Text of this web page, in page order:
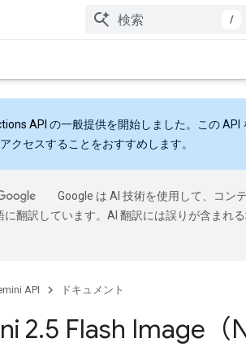
/
API の一般提供を開始しました。この API
クセスすることをおすすめします。
Google は AI 技術を使用して、コン
に翻訳しています。AI 翻訳には誤りが含まれ
API ドキュメント
2.5 Flash Image（